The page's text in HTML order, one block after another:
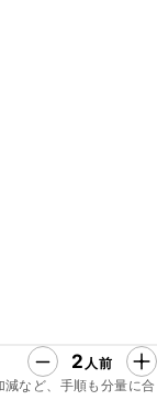
2 人前
など、手順も分量に合